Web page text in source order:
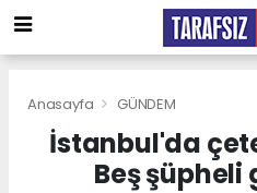
Anasayfa GÜNDEM
İstanbul'da
Beş şüpheli